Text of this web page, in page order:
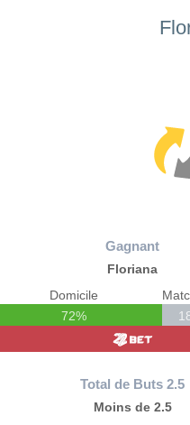
Gagnant
Floriana
Domicile
72%
Total de Buts 2.5
Moins de 2.5